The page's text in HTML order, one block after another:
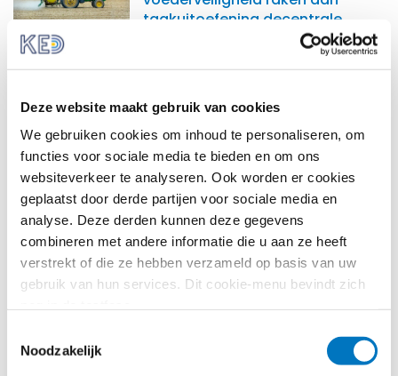
Deze website maakt gebruik van cookies
We gebruiken cookies om inhoud te personaliseren, om
functies voor sociale media te bieden en om ons
websiteverkeer te analyseren. Ook worden er cookies
geplaatst door derde partijen voor sociale media en
analyse. Deze derden kunnen deze gegevens
combineren met andere informatie die u aan ze heeft
verstrekt of die ze hebben verzameld op basis van uw
gebruik van hun services. Dit cookie-menu bevindt zich
Noodzakelijk
taakuitoefening decentrale
Strengere normen voor
luchtkwaliteit: grotere rol voor
wetenschap
CHEMISCHE STOFFEN
Wij hebben gehoord dat er
misschien een Europees verbod
komt op PFAS. Wat houdt het
voorstel in en wat betekent het
voor onze decentrale